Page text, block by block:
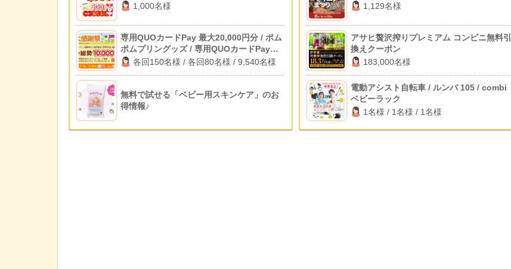
1,000名様
専用QUOカードPay 最大20,000円分 / ポム
ポムプリングッズ / 専用QUOカードPay
500円分
各回150名様 / 各回80名様 / 9,540名様
無料で試せる「ベビー用スキンケア」のお
得情報♪
1,129名様
アサヒ贅沢搾りプレミアム コンビニ無料引
換えクーポン
183,000名様
電動アシスト自転車 / ルンバ 105 / combi
ベビーラック
1名様 / 1名様 / 1名様